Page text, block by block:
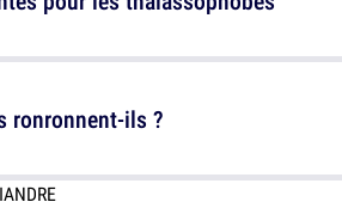
ronronnent-ils ?